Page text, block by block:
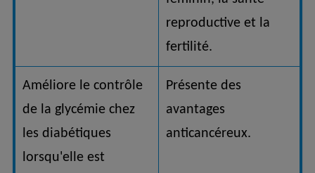
reproductive et la
fertilité.
Améliore le contrôle
de la glycémie chez
les diabétiques
lorsqu'elle est
Présente des
avantages
anticancéreux.